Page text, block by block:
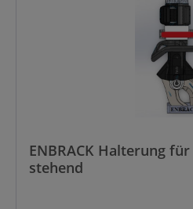
ENBRACK Halterung
stehend